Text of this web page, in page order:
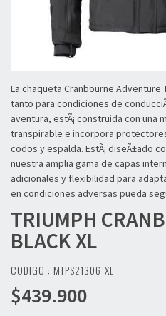
La chaqueta Cranbourne Adventure
tanto para condiciones de
aventura, estÃ¡ construida con una
transpirable e incorpora
codos y espalda. EstÃ¡ diseÃ±ado
nuestra amplia gama de capas
adicionales y flexibilidad para
en condiciones adversas pueda
TRIUMPH
BLACK XL
CODIGO : MTPS21306-XL
$439.900